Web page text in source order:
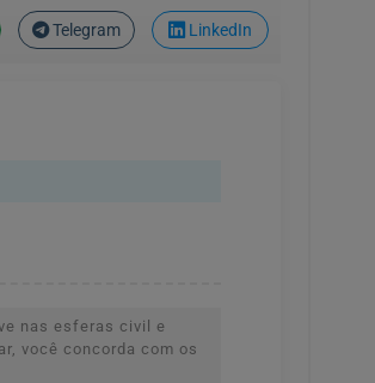
Telegram LinkedIn
nas esferas civil e
você concorda com os